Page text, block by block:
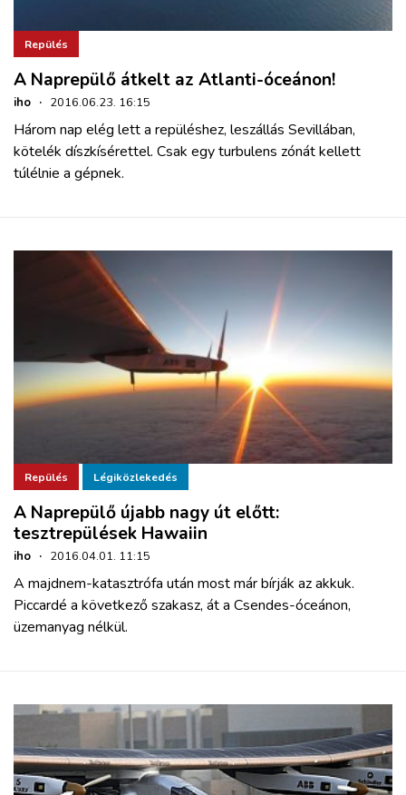
Repülés
A Naprepülő átkelt az Atlanti-óceánon!
iho · 2016.06.23. 16:15
Három nap elég lett a repüléshez, leszállás Sevillában,
kötelék díszkísérettel. Csak egy turbulens zónát kellett
túlélnie a gépnek.
Repülés Légiközlekedés
A Naprepülő újabb nagy út előtt:
tesztrepülések Hawaiin
iho · 2016.04.01. 11:15
A majdnem-katasztrófa után most már bírják az akkuk.
Piccardé a következő szakasz, át a Csendes-óceánon,
üzemanyag nélkül.